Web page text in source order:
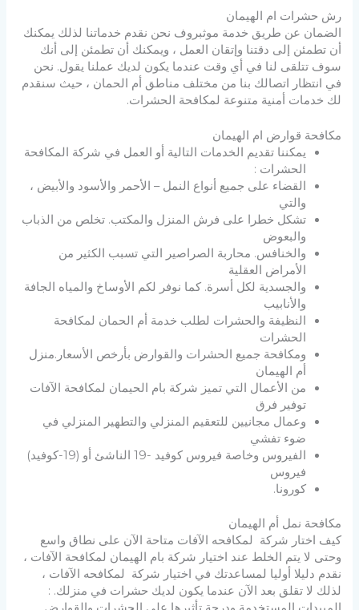
رش حشرات ام الهيمان
الضمان عن طريق خدمة موثبروف نحن نقدم خدماتنا لذلك يمكنك
أن تطمئن إلى دقتنا وإتقان العمل ، ويمكنك أن تطمئن إلى أنك
سوف تتلقى لنا في أي وقت عندما يكون لديك عملنا يقول. نحن
في انتظار اتصالك بنا من مختلف مناطق أم الحمان ، حيث سنقدم
لك خدمات أمنية متنوعة لمكافحة الحشرات.
مكافحة قوارض ام الهيمان
يمكننا تقديم الخدمات التالية أو العمل في شركة المكافحة
الحشرات :
القضاء على جميع أنواع النمل – الأحمر والأسود والأبيض ،
والتي
تشكل خطرا على فرش المنزل والمكتب. تخلص من الذباب
والبعوض
والخنافس. محاربة الصراصير التي تسبب الكثير من
الأمراض العقلية
والجسدية لكل أسرة. كما نوفر لكم الأوساخ والمياه الجافة
والأنابيب
النظيفة والحشرات لطلب خدمة أم الحمان لمكافحة
الحشرات
ومكافحة جميع الحشرات والقوارض بأرخص الأسعار.منزل
أم الهيمان
من الأعمال التي تميز شركة بام الحيمان لمكافحة الآفات
توفير فرق
وعمال مجانيين للتعقيم المنزلي والتطهير المنزلي في
ضوء تفشي
الفيروس وخاصة فيروس كوفيد -19 الناشئ أو (19-كوفيد)
فيروس
كورونا.
مكافحة نمل أم الهيمان
كيف اختار شركة لمكافحه الآفات متاحة الآن على نطاق واسع
وحتى لا يتم الخلط عند اختيار شركة بام الهيمان لمكافحة الآفات ،
نقدم دليلا أوليا لمساعدتك في اختيار شركة لمكافحه الآفات ،
لذلك لا تقلق بعد الآن عندما يكون لديك حشرات في منزلك. :